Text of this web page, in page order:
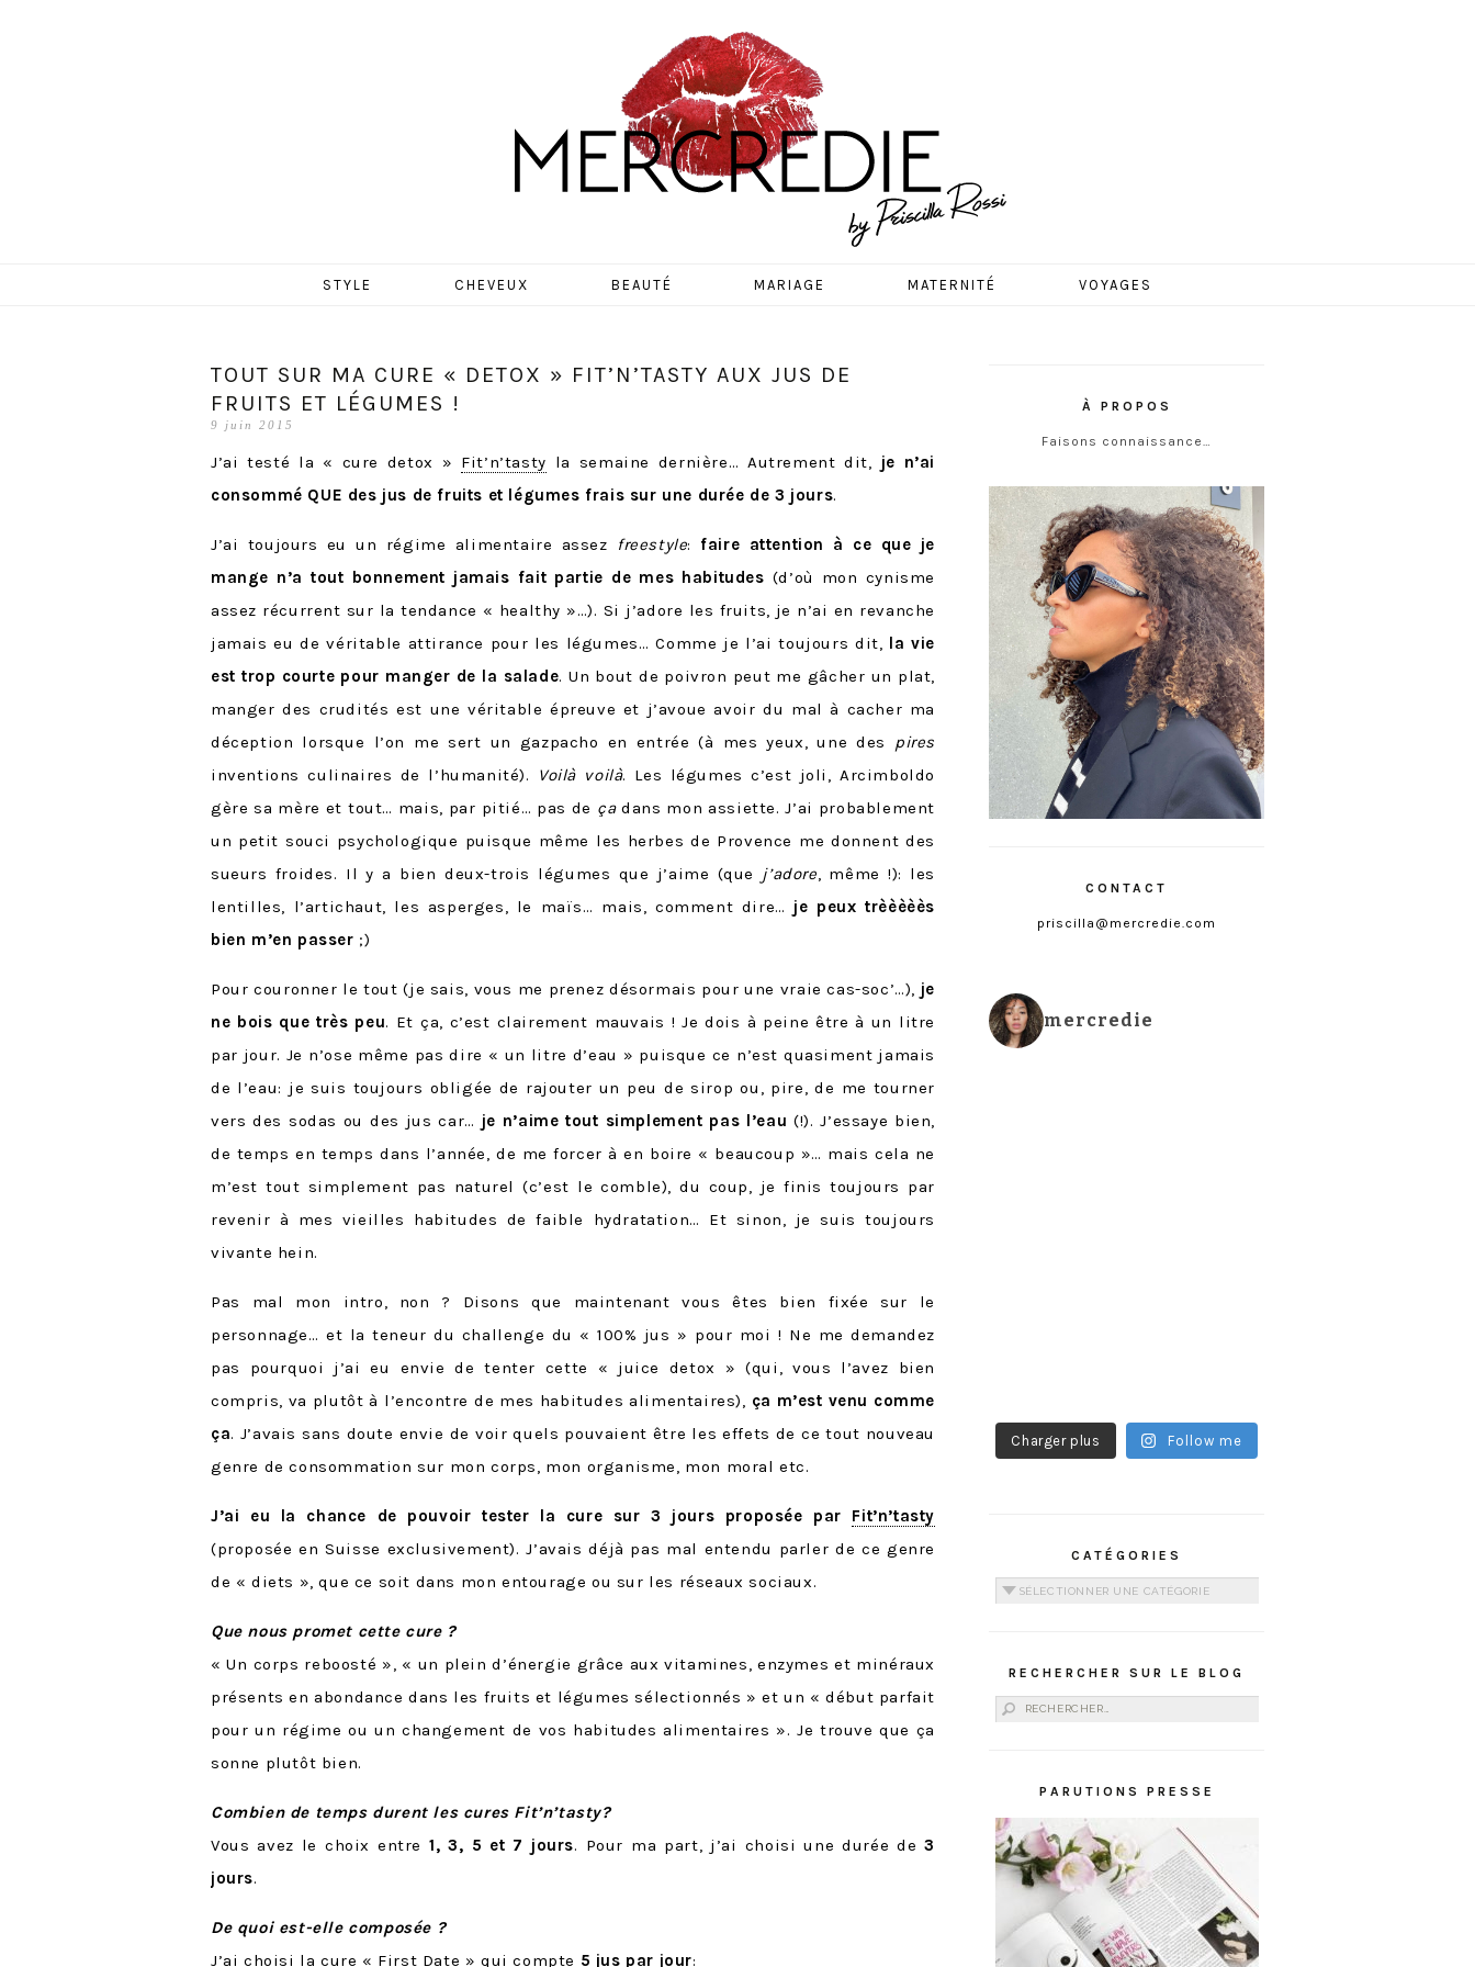
MERCREDIE
STYLE CHEVEUX BEAUTÉ MARIAGE MATERNITÉ VOYAGES
TOUT SUR MA CURE « DETOX » FIT’N’TASTY AUX JUS DE
FRUITS ET LÉGUMES !
9 juin 2015
J’ai testé la « cure detox » Fit’n’tasty la semaine dernière… Autrement dit, je n’ai
consommé QUE des jus de fruits et légumes frais sur une durée de 3 jours.
J’ai toujours eu un régime alimentaire assez freestyle: faire attention à ce que je
mange n’a tout bonnement jamais fait partie de mes habitudes (d’où mon cynisme
assez récurrent sur la tendance « healthy »…). Si j’adore les fruits, je n’ai en revanche
jamais eu de véritable attirance pour les légumes… Comme je l’ai toujours dit, la vie
est trop courte pour manger de la salade. Un bout de poivron peut me gâcher un plat,
manger des crudités est une véritable épreuve et j’avoue avoir du mal à cacher ma
déception lorsque l’on me sert un gazpacho en entrée (à mes yeux, une des pires
inventions culinaires de l’humanité).
Voilà voilà. Les légumes c’est joli, Arcimboldo
gère sa mère et tout… mais, par pitié… pas de çadans mon assiette. J’ai probablement
un petit souci psychologique puisque même les herbes de Provence me donnent des
sueurs froides. Il y a bien deux-trois légumes que j’aime (que j’adore, même !): les
lentilles, l’artichaut, les asperges, le maïs… mais, comment dire… je peux trèèèèès
bien m’en passer ;)
Pour couronner le tout (je sais, vous me prenez désormais pour une vraie cas-soc’…), je
ne bois que très peu. Et ça, c’est clairement mauvais ! Je dois à peine être à un litre
par jour. Je n’ose même pas dire « un litre d’eau » puisque ce n’est quasiment jamais
de l’eau: je suis toujours obligée de rajouter un peu de sirop ou, pire, de me tourner
vers des sodas ou des jus car… je n’aime tout simplement pas l’eau (!). J’essaye bien,
de temps en temps dans l’année, de me forcer à en boire « beaucoup »… mais cela ne
m’est tout simplement pas naturel (c’est le comble), du coup, je finis toujours par
revenir à mes vieilles habitudes de faible hydratation… Et sinon, je suis toujours
vivante hein.
Pas mal mon intro, non ? Disons que maintenant vous êtes bien fixée sur le
personnage… et la teneur du challenge du « 100% jus » pour moi ! Ne me demandez
pas pourquoi j’ai eu envie de tenter cette « juice detox » (qui, vous l’avez bien
compris, va plutôt à l’encontre de mes habitudes alimentaires), ça m’est venu comme
ça. J’avais sans doute envie de voir quels pouvaient être les effets de ce tout nouveau
genre de consommation sur mon corps, mon organisme, mon moral etc.
J’ai eu la chance de pouvoir tester la cure sur 3 jours proposée par Fit’n’tasty
(proposée en Suisse exclusivement). J’avais déjà pas mal entendu parler de ce genre
de « diets », que ce soit dans mon entourage ou sur les réseaux sociaux.
Que nous promet cette cure ?
« Un corps reboosté », « un plein d’énergie grâce aux vitamines, enzymes et minéraux
présents en abondance dans les fruits et légumes sélectionnés » et un « début parfait
pour un régime ou un changement de vos habitudes alimentaires ». Je trouve que ça
sonne plutôt bien.
Combien de temps durent les cures Fit’n’tasty?
Vous avez le choix entre1, 3, 5 et 7 jours. Pour ma part, j’ai choisi une durée de3
jours.
De quoi est-elle composée ?
J’ai choisi la cure « First Date » qui compte 5 jus par jour:
À PROPOS
Faisons connaissance…
CONTACT
priscilla@mercredie.com
mercredie
Charger plus Follow me
CATÉGORIES
Catégories
RECHERCHER SUR LE BLOG
Rechercher :
PARUTIONS PRESSE